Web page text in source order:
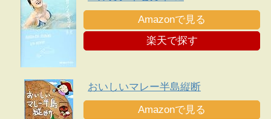
Amazonで見る
楽天で探す
おいしいマレー半島縦断
Amazonで見る